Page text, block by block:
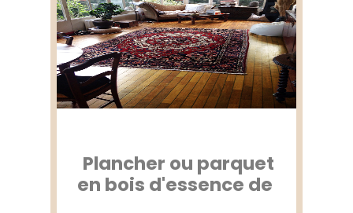
Plancher ou parquet
en bois d'essence de